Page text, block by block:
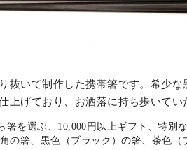
抜いて制作した携帯箸です。希少
上げており、お洒落に持ち歩いてい
箸を選ぶ、10,000円以上ギフト、特別
の箸、黒色（ブラック）の箸、茶色（